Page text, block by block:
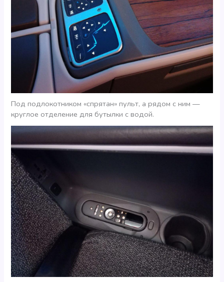
Под подлокотником «спрятан» пульт, а рядом с ним —
круглое отделение для бутылки с водой.